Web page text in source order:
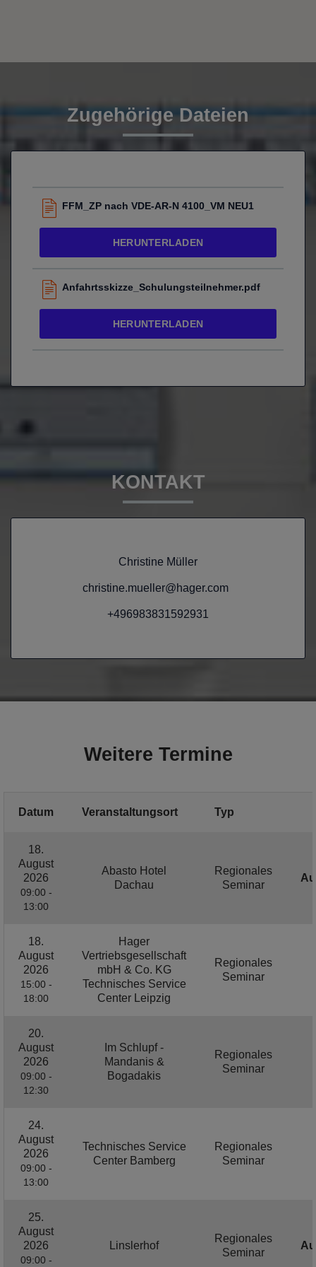
Zugehörige Dateien
FFM_ZP nach VDE-AR-N 4100_VM NEU1
HERUNTERLADEN
Anfahrtsskizze_Schulungsteilnehmer.pdf
HERUNTERLADEN
KONTAKT
Christine Müller
christine.mueller@hager.com
+496983831592931
Weitere Termine
Datum Veranstaltungsort Typ
18.
August
2026
09:00 -
13:00
Abasto Hotel
Dachau
Regionales
Seminar
18.
August
2026
15:00 -
18:00
Hager
Vertriebsgesellschaft
mbH & Co. KG
Technisches Service
Center Leipzig
Regionales
Seminar
20.
August
2026
09:00 -
12:30
Im Schlupf -
Mandanis &
Bogadakis
Regionales
Seminar
24.
August
2026
09:00 -
13:00
Technisches Service
Center Bamberg
Regionales
Seminar
25.
August
2026
09:00 -
Linslerhof
Regionales
Seminar